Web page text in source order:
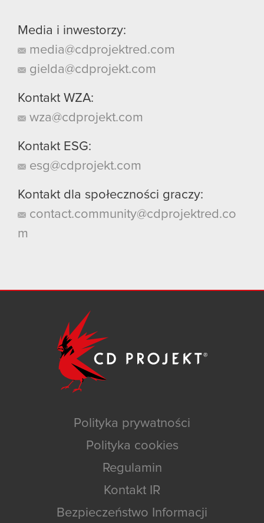
Media i inwestorzy:
media@cdprojektred.com
gielda@cdprojekt.com
Kontakt WZA:
wza@cdprojekt.com
Kontakt ESG:
esg@cdprojekt.com
Kontakt dla społeczności graczy:
contact.community@cdprojektred.co
m
Polityka prywatności
Polityka cookies
Regulamin
Kontakt IR
Bezpieczeństwo Informacji